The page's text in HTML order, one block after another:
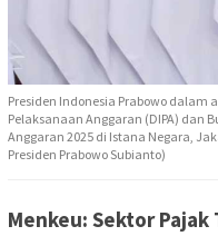
Presiden Indonesia Prabowo dalam
Pelaksanaan Anggaran (DIPA) dan
Anggaran 2025 di Istana Negara,
Presiden Prabowo Subianto)
Menkeu: Sektor